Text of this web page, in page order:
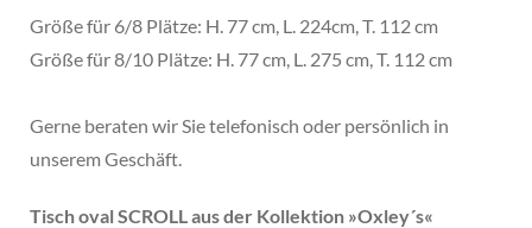
Größe für 6/8 Plätze: H. 77 cm, L. 224cm, T. 112 cm
Größe für 8/10 Plätze: H. 77 cm, L. 275 cm, T. 112 cm
Gerne beraten wir Sie telefonisch oder persönlich in
unserem Geschäft.
Tisch oval SCROLL aus der Kollektion »Oxley´s«